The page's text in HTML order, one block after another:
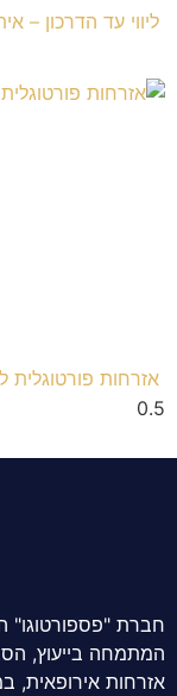
ליווי עד הדרכון –
אזרחות פורטוגלית
חברת "פספורטוגו"
המתמחה בייעוץ,
אזרחות אירופאית,